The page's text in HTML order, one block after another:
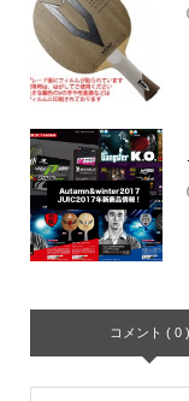
コメント ( 0 )